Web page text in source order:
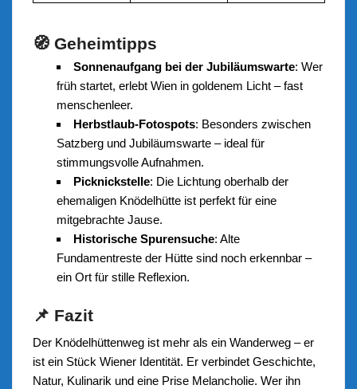
🧭 Geheimtipps
Sonnenaufgang bei der Jubiläumswarte: Wer
früh startet, erlebt Wien in goldenem Licht – fast
menschenleer.
Herbstlaub-Fotospots: Besonders zwischen
Satzberg und Jubiläumswarte – ideal für
stimmungsvolle Aufnahmen.
Picknickstelle: Die Lichtung oberhalb der
ehemaligen Knödelhütte ist perfekt für eine
mitgebrachte Jause.
Historische Spurensuche: Alte
Fundamentreste der Hütte sind noch erkennbar –
ein Ort für stille Reflexion.
📌 Fazit
Der Knödelhüttenweg ist mehr als ein Wanderweg – er
ist ein Stück Wiener Identität. Er verbindet Geschichte,
Natur, Kulinarik und eine Prise Melancholie. Wer ihn